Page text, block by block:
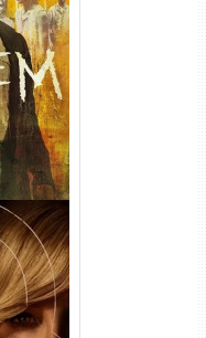
Torrent
4K